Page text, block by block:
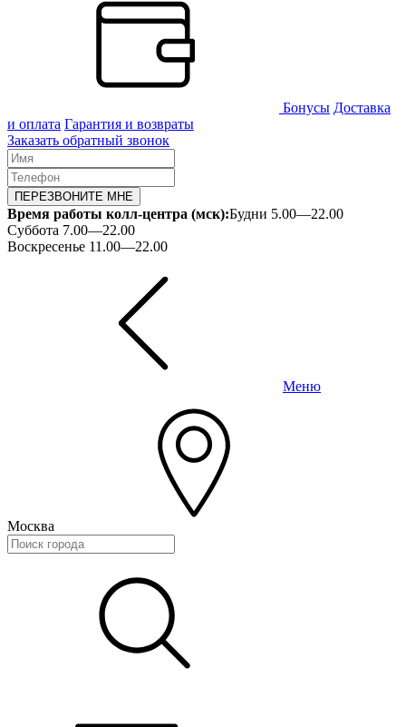
Бонусы Доставка
и оплата Гарантия и возвраты
Заказать обратный звонок
ПЕРЕЗВОНИТЕ МНЕ
Время работы колл-центра (мск):Будни 5.00—22.00
Суббота 7.00—22.00
Воскресенье 11.00—22.00
Меню
Москва